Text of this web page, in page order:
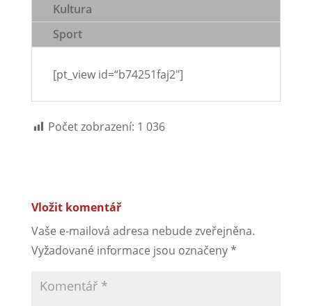
Kultura
Sport
[pt_view id=“b74251faj2″]
Počet zobrazení: 1 036
Vložit komentář
Vaše e-mailová adresa nebude zveřejněna.
Vyžadované informace jsou označeny*